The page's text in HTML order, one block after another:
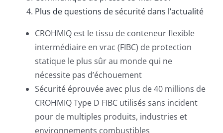
Plus de questions de sécurité dans l’actualité
CROHMIQ est le tissu de conteneur flexible
intermédiaire en vrac (FIBC) de protection
statique le plus sûr au monde qui ne
nécessite pas d’échouement
Sécurité éprouvée avec plus de 40 millions de
CROHMIQ Type D FIBC utilisés sans incident
pour de multiples produits, industries et
environnements combustibles